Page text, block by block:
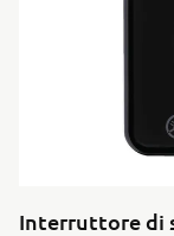
Interruttore di